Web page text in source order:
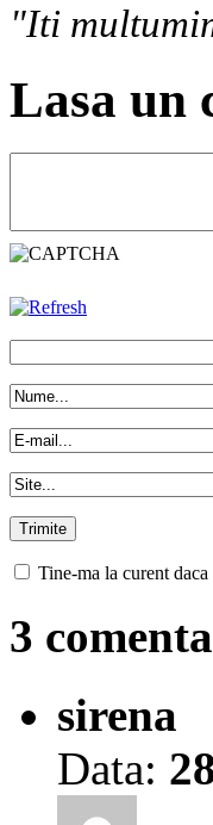
"Iti
Lasa un
Tine-ma la curent
3
sirena
Data: